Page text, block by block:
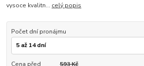
vysoce kvalitn... celý popis
Počet dní pronájmu
Cena před
593 Kč